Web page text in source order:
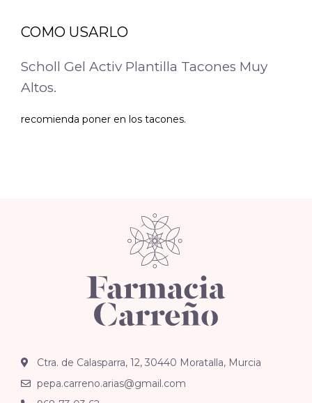
COMO USARLO
Scholl Gel Activ Plantilla Tacones Muy
Altos.
recomienda poner en los tacones.
Ctra. de Calasparra, 12, 30440 Moratalla, Murcia
pepa.carreno.arias@gmail.com